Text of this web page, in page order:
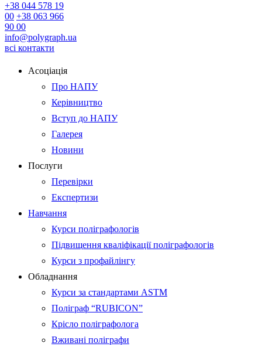
+38 044 578 19
00 +38 063 966
90 00
info@polygraph.ua
всі контакти
Асоціація
Про НАПУ
Керівництво
Вступ до НАПУ
Галерея
Новини
Послуги
Перевірки
Експертизи
Навчання
Курси поліграфологів
Підвищення кваліфікації поліграфологів
Курси з профайлінгу
Обладнання
Курси за стандартами ASTM
Поліграф “RUBICON”
Крісло поліграфолога
Вживані поліграфи